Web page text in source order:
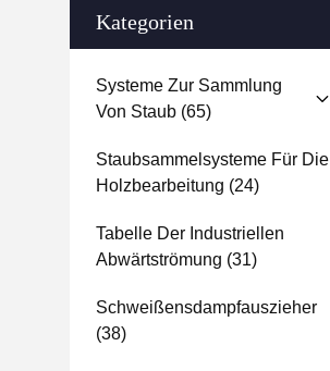
Kategorien
Systeme Zur Sammlung
Von Staub (65)
Staubsammelsysteme Für Die
Holzbearbeitung (24)
Tabelle Der Industriellen
Abwärtströmung (31)
Schweißensdampfauszieher
(38)